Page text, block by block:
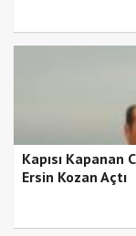
Kapısı Kapanan
Ersin Kozan Açtı